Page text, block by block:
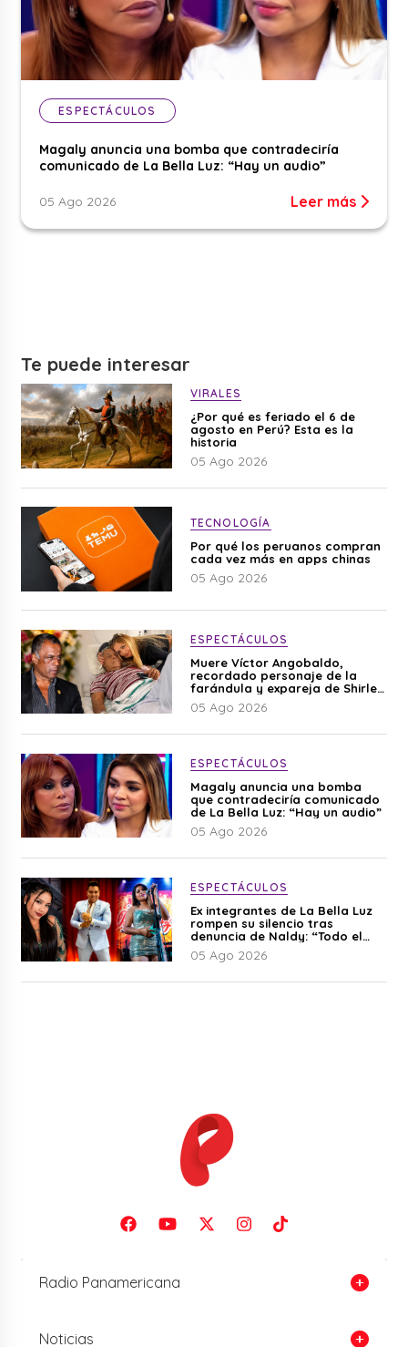
ESPECTÁCULOS
Magaly anuncia una bomba que contradeciría
comunicado de La Bella Luz: “Hay un audio”
05 Ago 2026 Leer más
Te puede interesar
VIRALES
¿Por qué es feriado el 6 de
agosto en Perú? Esta es la
historia
05 Ago 2026
TECNOLOGÍA
Por qué los peruanos compran
cada vez más en apps chinas
05 Ago 2026
ESPECTÁCULOS
Muere Víctor Angobaldo,
recordado personaje de la
farándula y expareja de Shirley
Cherres
05 Ago 2026
ESPECTÁCULOS
Magaly anuncia una bomba
que contradeciría comunicado
de La Bella Luz: “Hay un audio”
05 Ago 2026
ESPECTÁCULOS
Ex integrantes de La Bella Luz
rompen su silencio tras
denuncia de Naldy: “Todo el
mundo lo sabía”
05 Ago 2026
Radio Panamericana
Noticias